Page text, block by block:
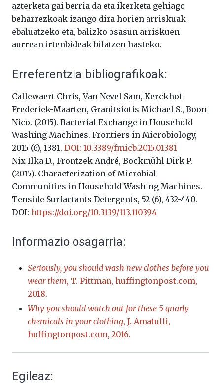
azterketa gai berria da eta ikerketa gehiago
beharrezkoak izango dira horien arriskuak
ebaluatzeko eta, balizko osasun arriskuen
aurrean irtenbideak bilatzen hasteko.
Erreferentzia bibliografikoak:
Callewaert Chris, Van Nevel Sam, Kerckhof
Frederiek-Maarten, Granitsiotis Michael S., Boon
Nico. (2015). Bacterial Exchange in Household
Washing Machines. Frontiers in Microbiology,
2015 (6), 1381. DOI: 10.3389/fmicb.2015.01381
Nix Ilka D., Frontzek André, Bockmühl Dirk P.
(2015). Characterization of Microbial
Communities in Household Washing Machines.
Tenside Surfactants Detergents, 52 (6), 432-440.
DOI: https://doi.org/10.3139/113.110394
Informazio osagarria:
Seriously, you should wash new clothes before you
wear them, T. Pittman, huffingtonpost.com,
2018.
Why you should watch out for these 5 gnarly
chemicals in your clothing, J. Amatulli,
huffingtonpost.com, 2016.
Egileaz: